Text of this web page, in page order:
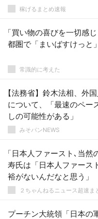
稼げるまとめ速報
「買い物の喜びを一切感
都圏で「まいばすけっと
常識的に考えた
【法務省】鈴木法相、外
について、「最速のペー
しの可能性がある」
みそパンNEWS
「日本人ファースト､当
寿氏は「日本人ファース
裕がないんだなと思う」
２ちゃんねるニュース超速ま
プーチン大統領「日本の